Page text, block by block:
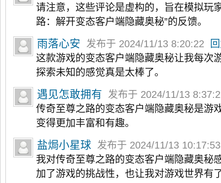
请注意，这些评论是虚构的，旨在模拟玩
路：解开变态客户端隐藏奥秘”的反馈。
雨落心安 发布于 2024/11/13 8:20:22
这款游戏的变态客户端隐藏奥秘让我每次
探索未知的感觉真是太棒了。
遇见怎敢拥有
发布于 2024/11/13
传奇至尊之路的变态客户端隐藏奥秘是游
变得更加丰富和有趣。
盐焗小星球
发布于 2024/11/13
我对传奇至尊之路的变态客户端隐藏奥秘
加了游戏的挑战性，也让我对游戏世界有